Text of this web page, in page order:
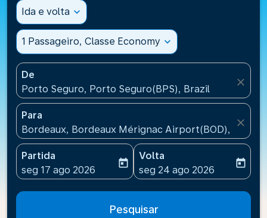
Ida e volta expand_more
1 Passageiro, Classe Economy expand_more
De
Porto Seguro, Porto Seguro(BPS), Brazil
close
Para
Bordeaux, Bordeaux Mérignac Airport(BOD), France
close
Partida
fc-booking-departure-date-aria-label
seg 17 ago 2026
today
Volta
fc-booking-return-date-
seg 24 ago 2026
today
Pesquisar